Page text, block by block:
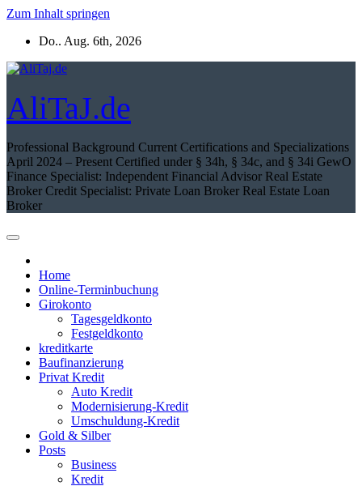
Zum Inhalt springen
Do.. Aug. 6th, 2026
AliTaJ.de
Professional Background Current Certifications and Specializations
April 2024 – Present Certified under § 34h, § 34c, and § 34i GewO
Finance Specialist: Independent Financial Advisor Real Estate
Broker Credit Specialist: Private Loan Broker Real Estate Loan
Broker
Home
Online-Terminbuchung
Girokonto
Tagesgeldkonto
Festgeldkonto
kreditkarte
Baufinanzierung
Privat Kredit
Auto Kredit
Modernisierung-Kredit
Umschuldung-Kredit
Gold & Silber
Posts
Business
Kredit